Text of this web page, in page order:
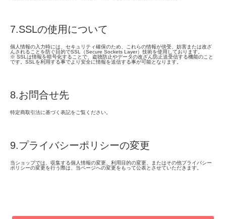
7.SSLの使用について
個人情報の入力時には、セキュリティ確保のため、これらの情報が傍受、妨害または改ざ
んされることを防ぐ目的でSSL（Secure Sockets Layer）技術を使用しております。
※ SSLは情報を暗号化することで、盗聴防止やデータの改ざん防止送受信する機能のこと
です。SSLを利用する事でより安全に情報を送信する事が可能となります。
8.お問合せ先
特定商取引法に基づく表記をご覧ください。
9.プライバシーポリシーの変更
当ショップでは、収集する個人情報の変更、利用目的の変更、またはその他プライバシー
ポリシーの変更を行う際は、当ページへの変更をもって公表とさせていただきます。